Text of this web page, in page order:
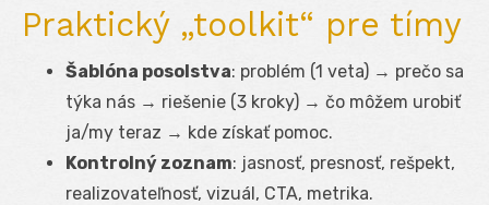
Praktický „toolkit“ pre tímy
Šablóna posolstva: problém (1 veta) → prečo sa
týka nás → riešenie (3 kroky) → čo môžem urobiť
ja/my teraz → kde získať pomoc.
Kontrolný zoznam: jasnosť, presnosť, rešpekt,
realizovateľnosť, vizuál, CTA, metrika.